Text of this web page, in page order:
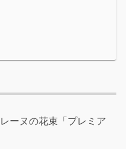
ーヌの花束「プレミア